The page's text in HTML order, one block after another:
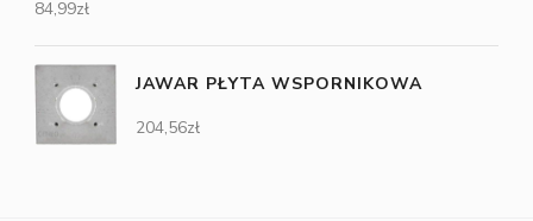
84,99zł
JAWAR PŁYTA WSPORNIKOWA
204,56zł